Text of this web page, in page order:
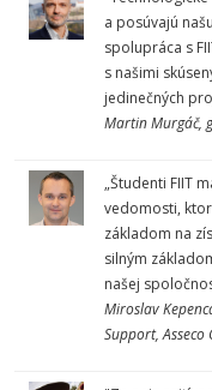
a posúvajú
spolupráca s
s našimi
jedinečných
Martin Murgáč,
„Študenti FIIT
vedomosti,
základom na
silným
našej
Miroslav
Support, Asseco